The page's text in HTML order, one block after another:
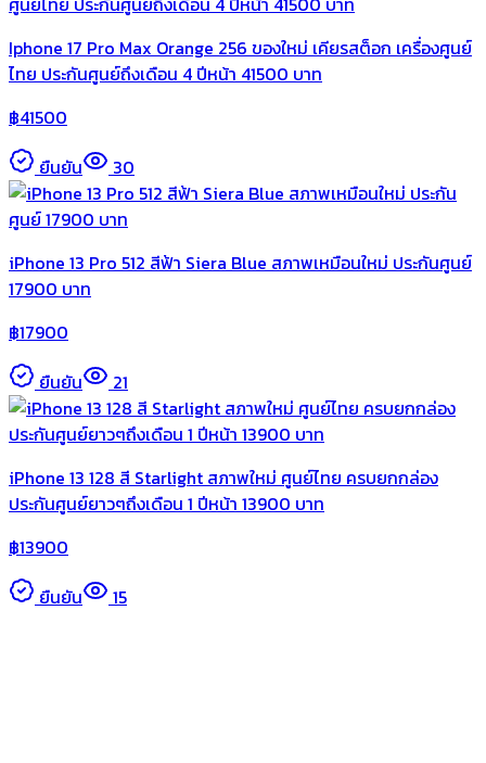
Iphone 17 Pro Max Orange 256 ของใหม่ เคียรสต็อก เครื่องศูนย์
ไทย ประกันศูนย์ถึงเดือน 4 ปีหน้า 41500 บาท
฿41500
ยืนยัน
30
iPhone 13 Pro 512 สีฟ้า Siera Blue สภาพเหมือนใหม่ ประกันศูนย์
17900 บาท
฿17900
ยืนยัน
21
iPhone 13 128 สี Starlight สภาพใหม่ ศูนย์ไทย ครบยกกล่อง
ประกันศูนย์ยาวๆถึงเดือน 1 ปีหน้า 13900 บาท
฿13900
ยืนยัน
15